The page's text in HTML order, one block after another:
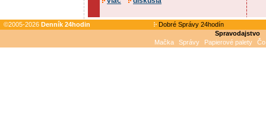
©2005-2026 Denník 24hodin
Dobré Správy 24hodín
Spravodajstvo
Mačka
Správy Papierové palety